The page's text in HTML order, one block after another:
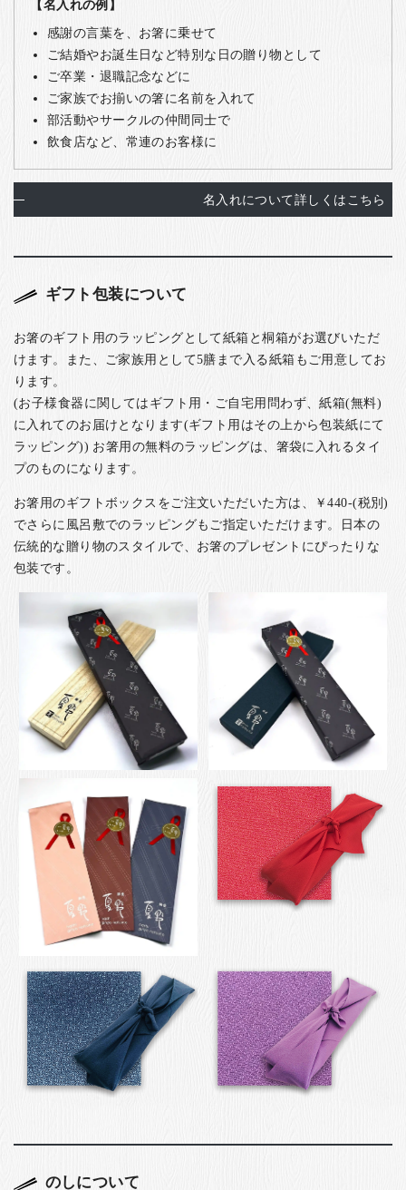
【名入れの例】
感謝の言葉を、お箸に乗せて
ご結婚やお誕生日など特別な日の贈り物として
ご卒業・退職記念などに
ご家族でお揃いの箸に名前を入れて
部活動やサークルの仲間同士で
飲食店など、常連のお客様に
名入れについて詳しくはこちら
ギフト包装について
お箸のギフト用のラッピングとして紙箱と桐箱がお選びいただ
けます。また、ご家族用として5膳まで入る紙箱もご用意してお
ります。
(お子様食器に関してはギフト用・ご自宅用問わず、紙箱(無料)
に入れてのお届けとなります(ギフト用はその上から包装紙にて
ラッピング)) お箸用の無料のラッピングは、箸袋に入れるタイ
プのものになります。
お箸用のギフトボックスをご注文いただいた方は、￥440-(税別)
でさらに風呂敷でのラッピングもご指定いただけます。日本の
伝統的な贈り物のスタイルで、お箸のプレゼントにぴったりな
包装です。
のしについて